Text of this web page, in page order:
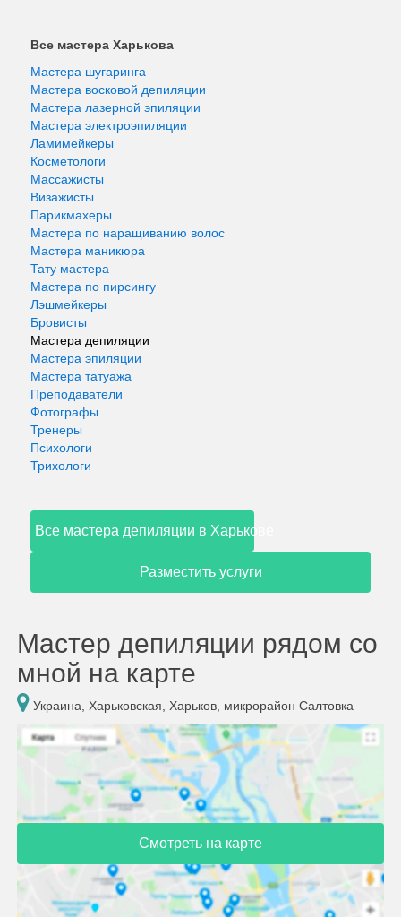
Все мастера Харькова
Мастера шугаринга
Мастера восковой депиляции
Мастера лазерной эпиляции
Мастера электроэпиляции
Ламимейкеры
Косметологи
Массажисты
Визажисты
Парикмахеры
Мастера по наращиванию волос
Мастера маникюра
Тату мастера
Мастера по пирсингу
Лэшмейкеры
Бровисты
Мастера депиляции
Мастера эпиляции
Мастера татуажа
Преподаватели
Фотографы
Тренеры
Психологи
Трихологи
Все мастера депиляции в Харькове
Разместить услуги
Мастер депиляции рядом со
мной на карте
Украина, Харьковская, Харьков, микрорайон Салтовка
Смотреть на карте